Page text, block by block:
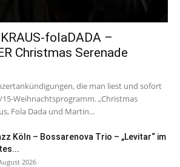
folaDADA –
Christmas Serenade
die man liest und sofort
Weihnachtsprogramm. „Christmas
Fola Dada und Martin...
Köln – Bossarenova Trio – „Levitar“ im
2026